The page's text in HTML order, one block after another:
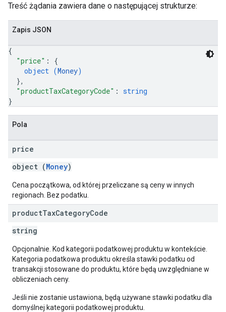
Treść żądania zawiera dane o następującej strukturze:
Zapis JSON
{
"price" : {
object (Money)
},
"productTaxCategoryCode" : string
}
Pola
price
object (Money)
Cena początkowa, od której przeliczane są ceny w innych
regionach. Bez podatku.
productTaxCategoryCode
string
Opcjonalnie. Kod kategorii podatkowej produktu w kontekście.
Kategoria podatkowa produktu określa stawki podatku od
transakcji stosowane do produktu, które będą uwzględniane w
obliczeniach ceny.
Jeśli nie zostanie ustawiona, będą używane stawki podatku dla
domyślnej kategorii podatkowej produktu.